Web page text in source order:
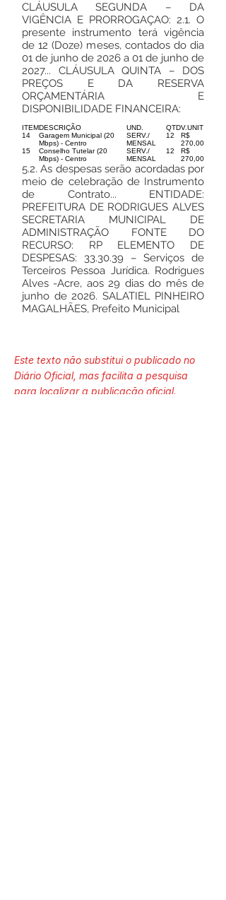
CLÁUSULA SEGUNDA – DA
VIGÊNCIA E PRORROGAÇAO: 2.1. O
presente instrumento terá vigência
de 12 (Doze) meses, contados do dia
01 de junho de 2026 a 01 de junho de
2027... CLÁUSULA QUINTA – DOS
PREÇOS E DA RESERVA
ORÇAMENTÁRIA E
DISPONIBILIDADE FINANCEIRA:
ITEMDESCRIÇÃO UND. QTDV.UNIT
14
Garagem Municipal (20
Mbps) - Centro
SERV./
MENSAL
12
R$
270,00
15
Conselho Tutelar (20
Mbps) - Centro
SERV./
MENSAL
12
R$
270,00
5.2. As despesas serão acordadas por
meio de celebração de Instrumento
de Contrato... ENTIDADE:
PREFEITURA DE RODRIGUES ALVES
SECRETARIA MUNICIPAL DE
ADMINISTRAÇÃO FONTE DO
RECURSO: RP ELEMENTO DE
DESPESAS: 33.30.39 – Serviços de
Terceiros Pessoa Jurídica. Rodrigues
Alves -Acre, aos 29 dias do mês de
junho de 2026. SALATIEL PINHEIRO
MAGALHÃES, Prefeito Municipal
Este texto não substitui o publicado no
Diário Oficial, mas facilita a pesquisa
para localizar a publicação oficial.